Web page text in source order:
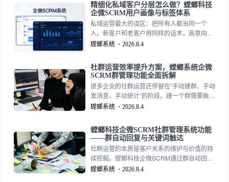
精细化私域客户分层怎么做？螳螂科技
企微SCRM用户画像与标签体系
私域运营最大的误区：把所有人都当同一个
人。新客户和老客户用同样的话术，高意向和
低意向用同样的策略，高客单价和低客单价推
老客户觉得被忽视，高意向客户觉得不够重
视，低意向客户觉得被过度营销。精细化运营
的本质是”对不同的人做不同的事”。而精细化
运营的前提是”能分清不同的人”。螳螂科技企
微SCRM提供了完整的用户画像与标签体系，
让客户分层从”凭感觉”变成”有依据”。
螳螂系统 2026.8.4
社群运营效率提升方案，螳螂系统企微
SCRM群管理功能全面拆解
很多企业的社群运营还停留在”手动建群、手动
发消息、手动统计”的阶段。建一个群需要挨个
拉人，发一条消息需要挨个群复制粘贴，统计
变成几十个、上百个，群运营团队从一个人变
成几个人，但效率瓶颈依然存在——人力的增
长跟不上群数量的增长。螳螂系统企微SCRM
的群管理功能，让一个人高效管理100个群成
为可能。
螳螂系统 2026.8.4
螳螂科技企微SCRM社群管理系统功能
——群自动回复与关键词触达
社群运营的本质是客户关系的维护与价值的持
续挖掘。螳螂科技企微SCRM通过群自动回复
与关键词触达功能，帮助企业构建了一套智能
螳螂系统 2026.8.4